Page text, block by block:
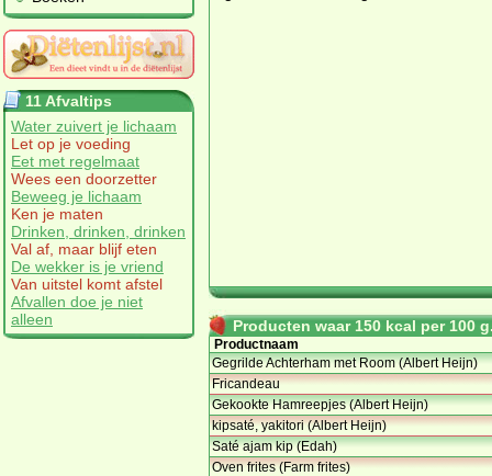
11 Afvaltips
Water zuivert je lichaam
Let op je voeding
Eet met regelmaat
Wees een doorzetter
Beweeg je lichaam
Ken je maten
Drinken, drinken, drinken
Val af, maar blijf eten
De wekker is je vriend
Van uitstel komt afstel
Afvallen doe je niet
alleen
Producten waar 150 kcal per 100
Productnaam
Gegrilde Achterham met Room (Albert Heijn)
Fricandeau
Gekookte Hamreepjes (Albert Heijn)
kipsaté, yakitori (Albert Heijn)
Saté ajam kip (Edah)
Oven frites (Farm frites)